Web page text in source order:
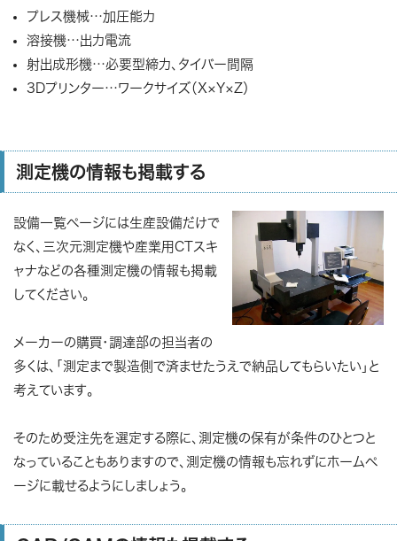
プレス機械…加圧能力
溶接機…出力電流
射出成形機…必要型締力、タイバー間隔
3Dプリンター…ワークサイズ（X×Y×Z）
測定機の情報も掲載する
設備一覧ページには生産設備だけで
なく、三次元測定機や産業用CTスキ
ャナなどの各種測定機の情報も掲載
してください。
メーカーの購買・調達部の担当者の
多くは、「測定まで製造側で済ませたうえで納品してもらいたい」と
考えています。
そのため受注先を選定する際に、測定機の保有が条件のひとつと
なっていることもありますので、測定機の情報も忘れずにホームペ
ージに載せるようにしましょう。